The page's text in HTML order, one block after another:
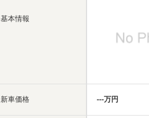
基本情報
新車価格 ‐‐‐万円